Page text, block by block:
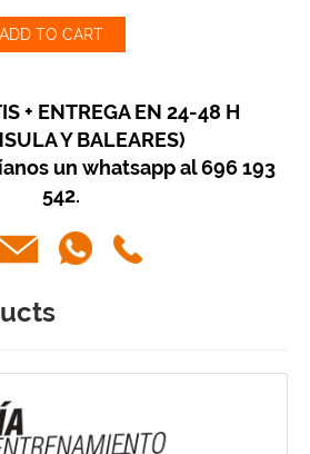
ADD TO CART
+ ENTREGA EN 24-48 H
Y BALEARES)
un whatsapp al 696 193
542.